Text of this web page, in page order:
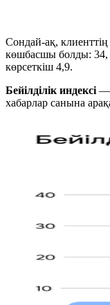
Сондай-ақ, клиенттің
көшбасшы болды: 34,
көрсеткіш 4,9.
Бейілділік индексі —
хабарлар санына